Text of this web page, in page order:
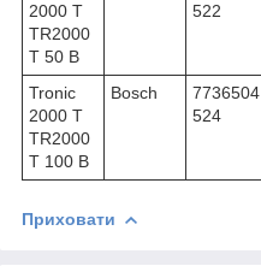
2000 T
TR2000
T 50 B
522
Tronic
2000 T
TR2000
T 100 B
Bosch
7736504
524
Приховати